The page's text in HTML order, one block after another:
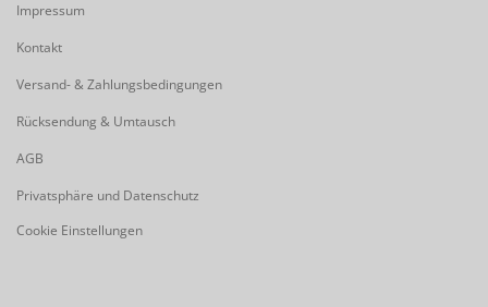
Impressum
Kontakt
Versand- & Zahlungsbedingungen
Rücksendung & Umtausch
AGB
Privatsphäre und Datenschutz
Cookie Einstellungen